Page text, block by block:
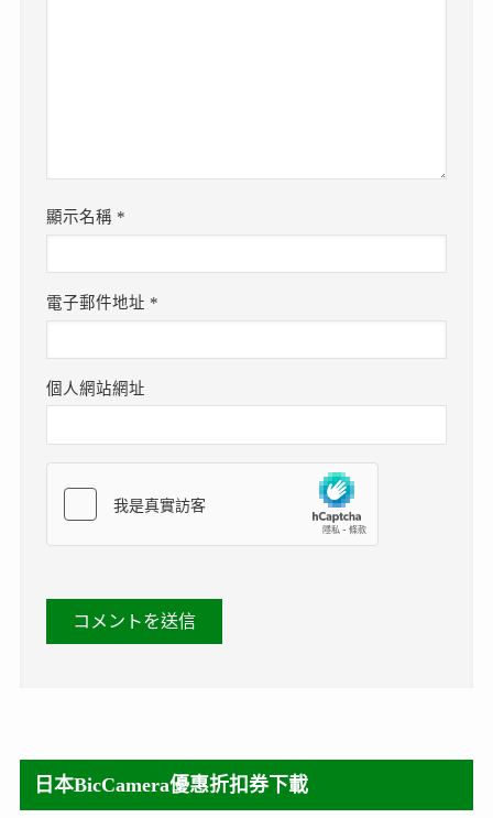
顯示名稱 *
電子郵件地址 *
個人網站網址
日本BicCamera優惠折扣券下載